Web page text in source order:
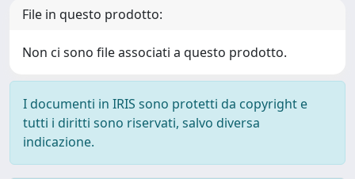
File in questo prodotto:
Non ci sono file associati a questo prodotto.
I documenti in IRIS sono protetti da copyright e
tutti i diritti sono riservati, salvo diversa
indicazione.